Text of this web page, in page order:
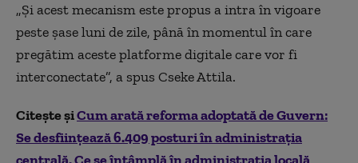
„Și acest mecanism este propus a intra în vigoare
peste șase luni de zile, până în momentul în care
pregătim aceste platforme digitale care vor fi
interconectate”, a spus Cseke Attila.
Citește șiCum arată reforma adoptată de Guvern:
Se desfiinţează 6.409 posturi în administraţia
centrală. Ce se întâmplă în administraţia locală